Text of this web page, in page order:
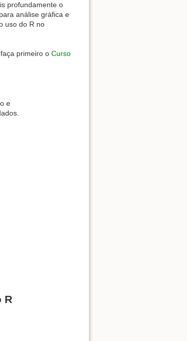
profundamente o
análise gráfica e
uso do R no
primeiro o Curso
e
R